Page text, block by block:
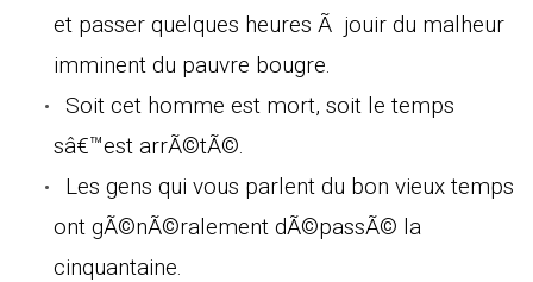
et passer quelques heures Ã jouir du malheur
imminent du pauvre bougre.
Soit cet homme est mort, soit le temps
sâ€™est arrÃ©tÃ©.
Les gens qui vous parlent du bon vieux temps
ont gÃ©nÃ©ralement dÃ©passÃ© la
cinquantaine.